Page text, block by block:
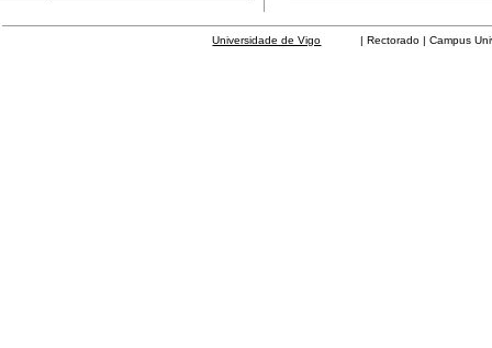
Universidade de Vigo | Rectorado | Campus